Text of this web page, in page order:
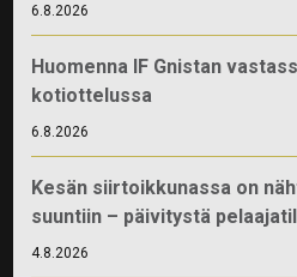
6.8.2026
Huomenna IF Gnistan
kotiottelussa
6.8.2026
Kesän siirtoikkunassa on
suuntiin – päivitystä
4.8.2026